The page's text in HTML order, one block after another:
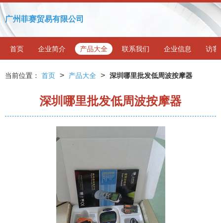
广州菲赛贸易有限公司
首页 企业简介 产品大全 联系我们 企业信息 访客
当前位置： 首页 > 产品大全 > 深圳哪里批发低周波按摩器
深圳哪里批发低周波按摩器